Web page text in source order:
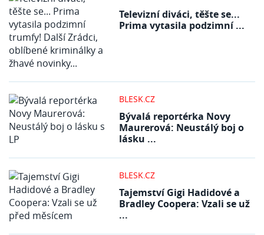
Televizní diváci, těšte se...
Prima vytasila podzimní ...
BLESK.CZ
Bývalá reportérka Novy
Maurerová: Neustálý boj o
lásku ...
BLESK.CZ
Tajemství Gigi Hadidové a
Bradley Coopera: Vzali se už
...